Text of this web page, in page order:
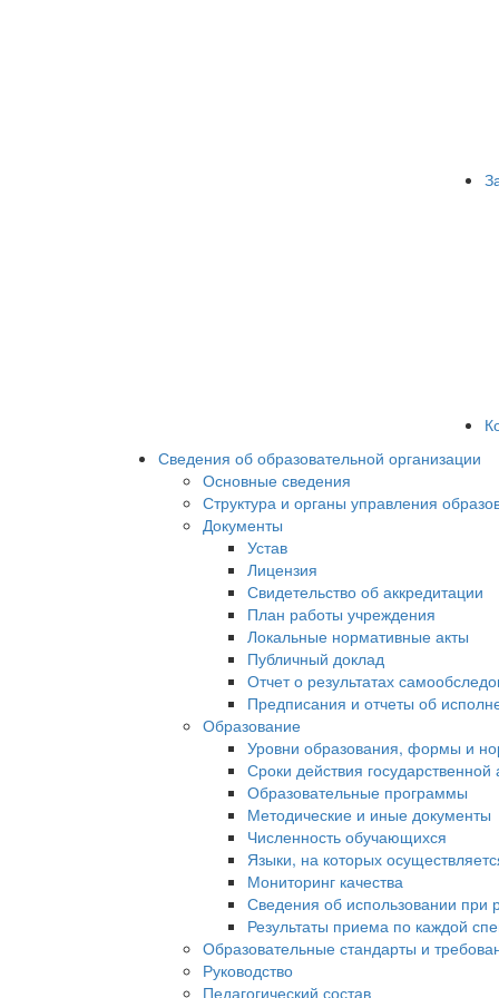
Сведения об образовательной организации
Основные сведения
Структура и органы управления
Документы
Устав
Лицензия
Свидетельство об аккредитации
План работы учреждения
Локальные нормативные акты
Публичный доклад
Отчет о результатах
Предписания и отчеты об
Образование
Уровни образования, формы и
Сроки действия
Образовательные программы
Методические и иные документы
Численность обучающихся
Языки, на которых
Мониторинг качества
Сведения об использовании при
Результаты приема по каждой
Образовательные стандарты и
Руководство
Педагогический состав